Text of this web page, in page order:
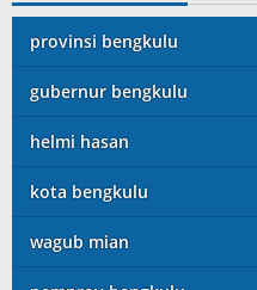
provinsi bengkulu
gubernur bengkulu
helmi hasan
kota bengkulu
wagub mian